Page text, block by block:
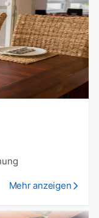
Mehr anzeigen